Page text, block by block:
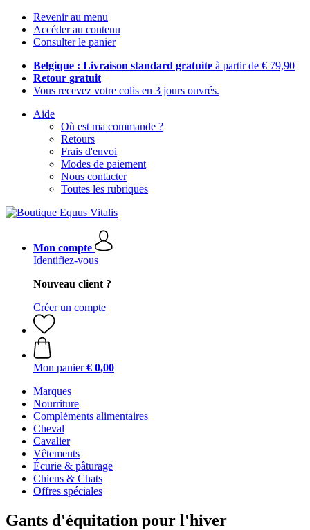
Revenir au menu
Accéder au contenu
Consulter le panier
Belgique : Livraison standard gratuite à partir de € 79,90
Retour gratuit
Vous recevez votre colis en 3 jours ouvrés.
Aide
Où est ma commande ?
Retours
Frais d'envoi
Modes de paiement
Nous contacter
Toutes les rubriques
Mon compte
Identifiez-vous
Nouveau client ?
Créer un compte
Mon panier € 0,00
Marques
Nourriture
Compléments alimentaires
Cheval
Cavalier
Vêtements
Écurie & pâturage
Chiens & Chats
Offres spéciales
Gants d'équitation pour l'hiver